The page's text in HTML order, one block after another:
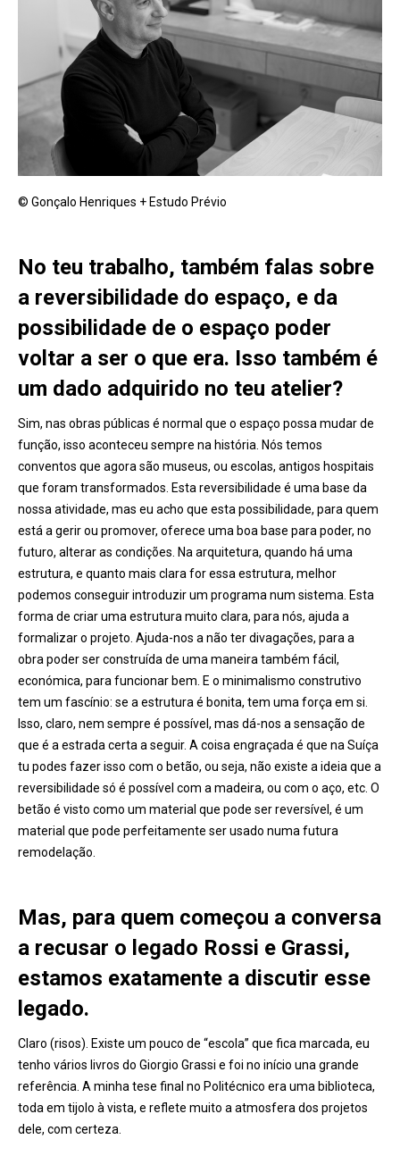
© Gonçalo Henriques + Estudo Prévio
No teu trabalho, também falas sobre
a reversibilidade do espaço, e da
possibilidade de o espaço poder
voltar a ser o que era. Isso também é
um dado adquirido no teu atelier?
Sim, nas obras públicas é normal que o espaço possa mudar de
função, isso aconteceu sempre na história. Nós temos
conventos que agora são museus, ou escolas, antigos hospitais
que foram transformados. Esta reversibilidade é uma base da
nossa atividade, mas eu acho que esta possibilidade, para quem
está a gerir ou promover, oferece uma boa base para poder, no
futuro, alterar as condições. Na arquitetura, quando há uma
estrutura, e quanto mais clara for essa estrutura, melhor
podemos conseguir introduzir um programa num sistema. Esta
forma de criar uma estrutura muito clara, para nós, ajuda a
formalizar o projeto. Ajuda-nos a não ter divagações, para a
obra poder ser construída de uma maneira também fácil,
económica, para funcionar bem. E o minimalismo construtivo
tem um fascínio: se a estrutura é bonita, tem uma força em si.
Isso, claro, nem sempre é possível, mas dá-nos a sensação de
que é a estrada certa a seguir. A coisa engraçada é que na Suíça
tu podes fazer isso com o betão, ou seja, não existe a ideia que a
reversibilidade só é possível com a madeira, ou com o aço, etc. O
betão é visto como um material que pode ser reversível, é um
material que pode perfeitamente ser usado numa futura
remodelação.
Mas, para quem começou a conversa
a recusar o legado Rossi e Grassi,
estamos exatamente a discutir esse
legado.
Claro (risos). Existe um pouco de “escola” que fica marcada, eu
tenho vários livros do Giorgio Grassi e foi no início una grande
referência. A minha tese final no Politécnico era uma biblioteca,
toda em tijolo à vista, e reflete muito a atmosfera dos projetos
dele, com certeza.